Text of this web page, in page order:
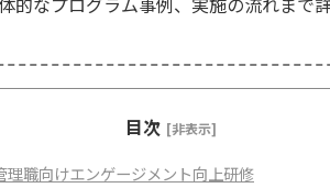
目次 [非表示]
職向けエンゲージメント向上研修